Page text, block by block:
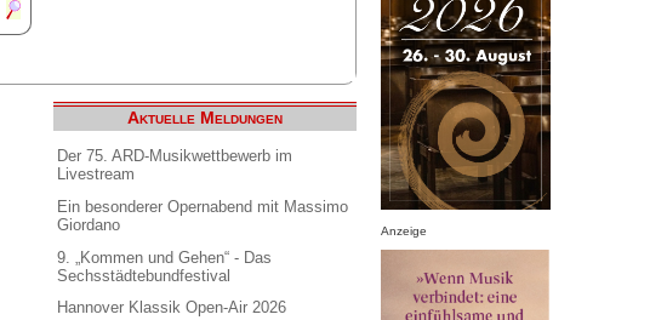
Aktuelle Meldungen
Der 75. ARD-Musikwettbewerb im
Livestream
Ein besonderer Opernabend mit Massimo
Giordano
9. „Kommen und Gehen“ - Das
Sechsstädtebundfestival
Hannover Klassik Open-Air 2026
Anzeige